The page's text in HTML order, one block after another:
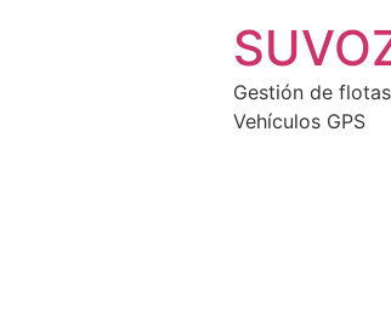
Gestión de
Vehículos GPS